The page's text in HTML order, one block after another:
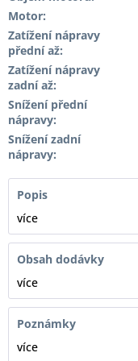
Motor:
Zatížení nápravy
přední až:
Zatížení nápravy
zadní až:
Snížení přední
nápravy:
Snížení zadní
nápravy:
Popis
více
Obsah dodávky
více
Poznámky
více